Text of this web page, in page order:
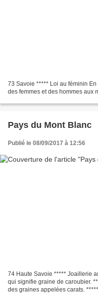
73 Savoie ***** Loi au féminin
des femmes et des hommes aux
Pays du Mont Blanc
Publié le 08/09/2017 à 12:56
74 Haute Savoie ***** Joaillerie
qui signifie graine de caroubier.
des graines appelées carats.